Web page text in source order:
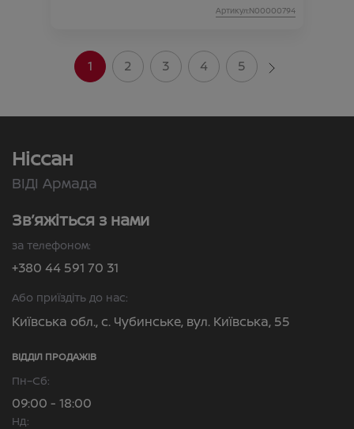
Артикул:N00000794
1 2 3 4 5
Ніссан
ВІДІ Армада
Зв’яжіться з нами
за телефоном:
+380 44 591 70 31
Або приїздіть до нас:
Київська обл., с. Чубинське, вул. Київська, 55
ВІДДІЛ ПРОДАЖІВ
Пн–Сб:
09:00 - 18:00
Нд: